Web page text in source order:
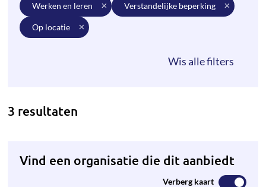
werken en leren verstandelijke beperking
op locatie
3 resultaten
Vind een organisatie die dit aanbiedt
Verberg kaart